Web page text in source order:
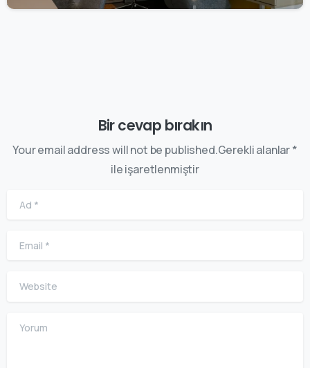
Bir cevap bırakın
Your email address will not be published.Gerekli alanlar *
ile işaretlenmiştir
Ad*
Email
Website
Yorum